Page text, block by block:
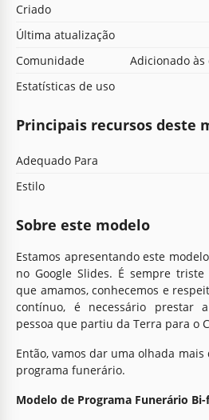
Criado
Última atualização
Comunidade
Adicionado às
Estatísticas de uso
Principais recursos deste
Adequado Para
Estilo
Sobre este modelo
Estamos apresentando este
no Google Slides. É sempre
que amamos, conhecemos e
contínuo, é necessário prestar
pessoa que partiu da Terra para o
Então, vamos dar uma olhada
programa funerário.
Modelo de Programa Funerário